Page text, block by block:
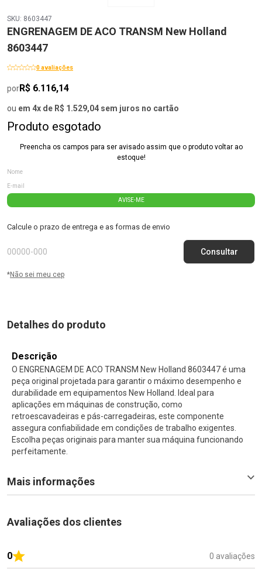
SKU: 8603447
ENGRENAGEM DE ACO TRANSM New Holland
8603447
0 avaliações
porR$ 6.116,14
ou em 4x de R$ 1.529,04 sem juros no cartão
Produto esgotado
Preencha os campos para ser avisado assim que o produto voltar ao
estoque!
AVISE-ME
Calcule o prazo de entrega e as formas de envio
*Não sei meu cep
Detalhes do produto
Descrição
O ENGRENAGEM DE ACO TRANSM New Holland 8603447 é uma
peça original projetada para garantir o máximo desempenho e
durabilidade em equipamentos New Holland. Ideal para
aplicações em máquinas de construção, como
retroescavadeiras e pás-carregadeiras, este componente
assegura confiabilidade em condições de trabalho exigentes.
Escolha peças originais para manter sua máquina funcionando
perfeitamente.
Mais informações
Avaliações dos clientes
0 0 avaliações